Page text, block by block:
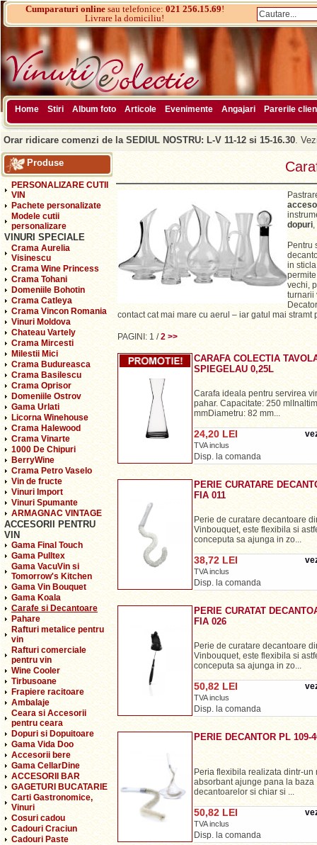
Cumparaturi onlinesau telefonice: 021 256.15.69!
Livrare la domiciliu!
Home Stiri Album foto Articole Evenimente Angajari Parerile
Orar ridicare comenzi de la SEDIUL NOSTRU: L-V 11-12 si 15-16.30.
Produse
PERSONALIZARE CUTII
VIN
Pachete personalizate
Modele cutii
personalizare
VINURI SPECIALE
Crama Aurelia
Visinescu
Crama Wine Princess
Crama Tohani
Domeniile Bohotin
Crama Catleya
Crama Vincon Romania
Vinuri Moldova
Chateau Vartely
Crama Mircesti
Milestii Mici
Crama Budureasca
Crama Basilescu
Crama Oprisor
Domeniile Ostrov
Gama Urlati
Licorna Winehouse
Crama Halewood
Crama Vinarte
1000 De Chipuri
BerryWine
Crama Petro Vaselo
Vin de fructe
Vinuri Import
Vinuri Spumante
ARMAGNAC VINTAGE
ACCESORII PENTRU
VIN
Gama Final Touch
Gama Pulltex
Gama VacuVin si
Tomorrow's Kitchen
Gama Vin Bouquet
Gama Koala
Carafe si Decantoare
Pahare
Rafturi metalice pentru
vin
Rafturi comerciale
pentru vin
Wine Cooler
Tirbusoane
Frapiere racitoare
Ambalaje
Ceara si Accesorii
pentru ceara
Dopuri si Dopuitoare
Gama Vida Doo
Accesorii bere
Gama CellarDine
ACCESORII BAR
GAGETURI BUCATARIE
Carti Gastronomice,
Vinuri
Cosuri cadou
Cadouri Craciun
Cadouri Paste
dopuri,
Pentru
in
vechi,
turnarii
contact cat mai mare cu aerul – iar gatul mai stramt
PAGINI:1/2 >>
CARAFA COLECTIA
SPIEGELAU 0,25L
Carafa ideala pentru servirea
pahar. Capacitate: 250
mmDiametru: 82 mm...
24,20 LEI
TVA inclus
Disp. la comanda
PERIE CURATARE
FIA 011
Perie de curatare decantoare
Vinbouquet, este flexibila si
conceputa sa ajunga in zo...
38,72 LEI
TVA inclus
Disp. la comanda
PERIE CURATAT
FIA 026
Perie de curatare decantoare
Vinbouquet, este flexibila si
conceputa sa ajunga in zo...
50,82 LEI
TVA inclus
Disp. la comanda
PERIE DECANTOR PL 109-
Peria flexibila realizata dintr-un
absorbant ajunge pana la baza
decantoarelor si chiar si ...
50,82 LEI
TVA inclus
Disp. la comanda